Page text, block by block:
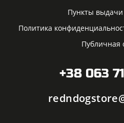
Пункты выдачи
Политика
Публичная
+38 063